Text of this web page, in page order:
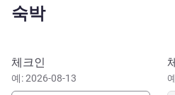
cuisines.Equipped with 7
well spent at Novotel.
숙박
이 호텔 예약하기
체크인
예: 2026-08-13